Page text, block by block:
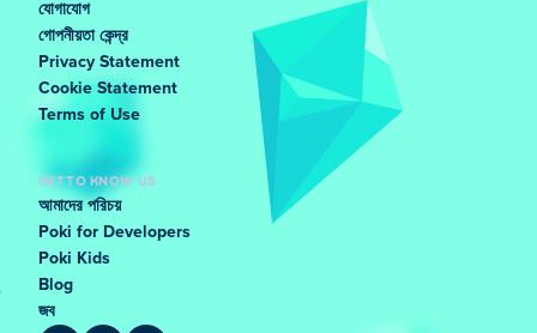
যোগাযোগ
গোপনীয়তা কেন্দ্র
Privacy Statement
Cookie Statement
Terms of Use
GET TO KNOW US
আমাদের পরিচয়
Poki for Developers
Poki Kids
Blog
জব